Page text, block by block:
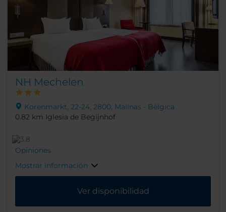
NH Mechelen
Korenmarkt, 22-24, 2800, Malinas - Bélgica
0.82 km Iglesia de Begijnhof
Opiniones
Mostrar información
Ver disponibilidad